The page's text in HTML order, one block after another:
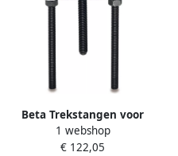
Beta Trekstangen voor
schoteltrekkers 1534 1533 2
015330002
1 webshop
€ 122,05